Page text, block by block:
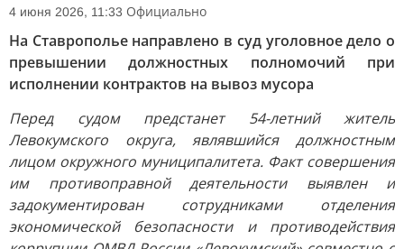
4 июня 2026, 11:33 Официально
На Ставрополье направлено в суд уголовное дело о
превышении должностных полномочий при
исполнении контрактов на вывоз мусора
Перед судом предстанет 54-летний житель
Левокумского округа, являвшийся должностным
лицом окружного муниципалитета. Факт совершения
им противоправной деятельности выявлен и
задокументирован сотрудниками отделения
экономической безопасности и противодействия